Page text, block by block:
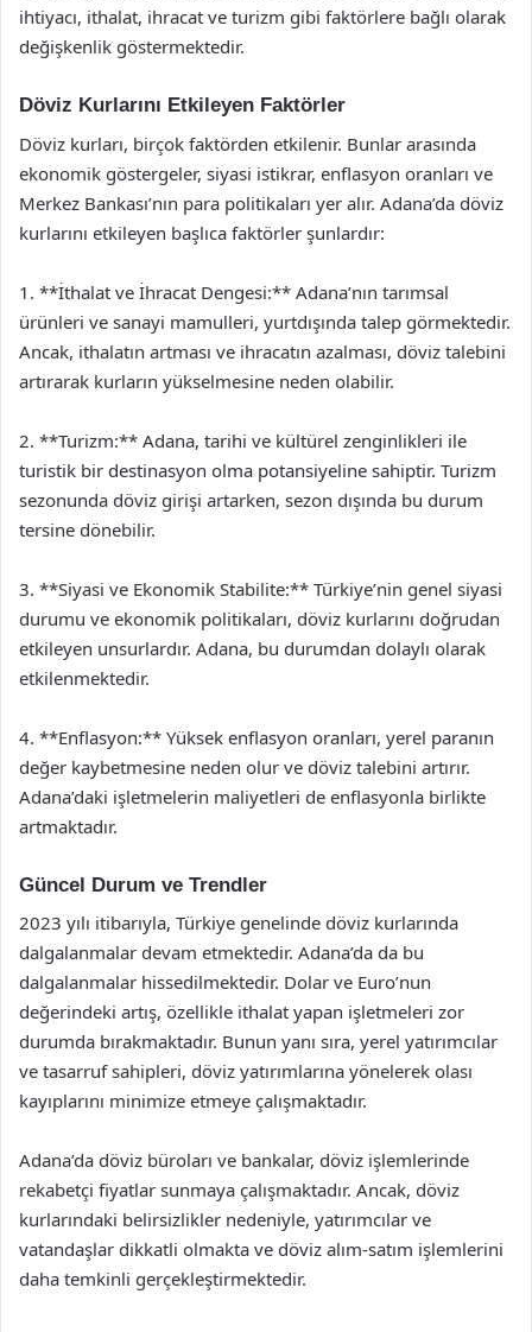
ihtiyacı, ithalat, ihracat ve turizm gibi faktörlere bağlı olarak
değişkenlik göstermektedir.
Döviz Kurlarını Etkileyen Faktörler
Döviz kurları, birçok faktörden etkilenir. Bunlar arasında
ekonomik göstergeler, siyasi istikrar, enflasyon oranları ve
Merkez Bankası’nın para politikaları yer alır. Adana’da döviz
kurlarını etkileyen başlıca faktörler şunlardır:
1. **İthalat ve İhracat Dengesi:** Adana’nın tarımsal
ürünleri ve sanayi mamulleri, yurtdışında talep görmektedir.
Ancak, ithalatın artması ve ihracatın azalması, döviz talebini
artırarak kurların yükselmesine neden olabilir.
2. **Turizm:** Adana, tarihi ve kültürel zenginlikleri ile
turistik bir destinasyon olma potansiyeline sahiptir. Turizm
sezonunda döviz girişi artarken, sezon dışında bu durum
tersine dönebilir.
3. **Siyasi ve Ekonomik Stabilite:** Türkiye’nin genel siyasi
durumu ve ekonomik politikaları, döviz kurlarını doğrudan
etkileyen unsurlardır. Adana, bu durumdan dolaylı olarak
etkilenmektedir.
4. **Enflasyon:** Yüksek enflasyon oranları, yerel paranın
değer kaybetmesine neden olur ve döviz talebini artırır.
Adana’daki işletmelerin maliyetleri de enflasyonla birlikte
artmaktadır.
Güncel Durum ve Trendler
2023 yılı itibarıyla, Türkiye genelinde döviz kurlarında
dalgalanmalar devam etmektedir. Adana’da da bu
dalgalanmalar hissedilmektedir. Dolar ve Euro’nun
değerindeki artış, özellikle ithalat yapan işletmeleri zor
durumda bırakmaktadır. Bunun yanı sıra, yerel yatırımcılar
ve tasarruf sahipleri, döviz yatırımlarına yönelerek olası
kayıplarını minimize etmeye çalışmaktadır.
Adana’da döviz büroları ve bankalar, döviz işlemlerinde
rekabetçi fiyatlar sunmaya çalışmaktadır. Ancak, döviz
kurlarındaki belirsizlikler nedeniyle, yatırımcılar ve
vatandaşlar dikkatli olmakta ve döviz alım-satım işlemlerini
daha temkinli gerçekleştirmektedir.